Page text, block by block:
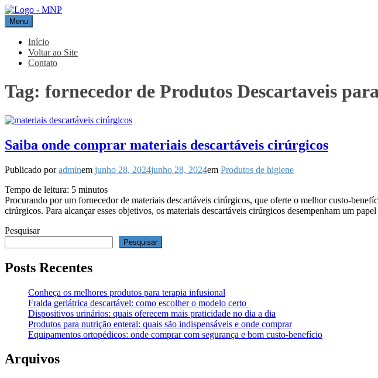
Pular
para
o
conteúdo
MNP
Blog
Menu
Início
Voltar ao Site
Contato
Tag: fornecedor de Produtos Descartaveis
Saiba onde comprar materiais descartáveis cirúrgicos
Publicado poradminem junho 28, 2024junho 28, 2024em Produtos de higiene
Tempo de leitura: 5 minutos
Procurando por um fornecedor de materiais descartáveis cirúrgicos, que oferte o melhor custo-
cirúrgicos. Para alcançar esses objetivos, os materiais descartáveis cirúrgicos desempenham um
Pesquisar
Pesquisar
Posts Recentes
Conheça os melhores produtos para terapia infusional
Fralda geriátrica descartável: como escolher o modelo certo
Dispositivos urinários: quais oferecem mais praticidade no dia a dia
Produtos para nutrição enteral: quais são indispensáveis e onde comprar
Equipamentos ortopédicos: onde comprar com segurança e bom custo-benefício
Arquivos